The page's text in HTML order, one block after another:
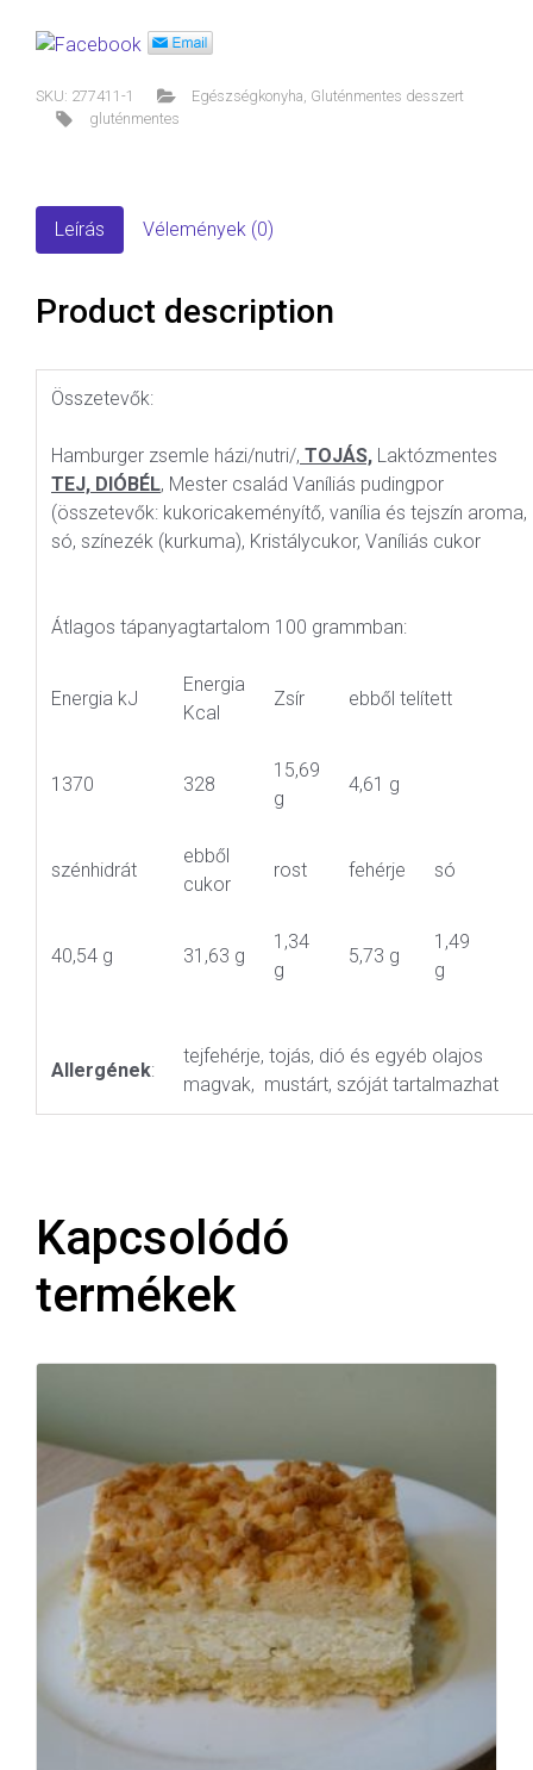
SKU: 277411-1 Egészségkonyha Gluténmentes desszert
gluténmentes
Leírás Vélemények (0)
Product description
Összetevők:
Hamburger zsemle házi/nutri/, TOJÁS, Laktózmentes
TEJ, DIÓBÉL, Mester család Vaníliás pudingpor
(összetevők: kukoricakeményítő, vanília és tejszín aroma,
só, színezék (kurkuma), Kristálycukor, Vaníliás cukor
Átlagos tápanyagtartalom 100 grammban:
Energia kJ
Energia
Kcal
Zsír ebből telített
1370 328
15,69
g
4,61 g
szénhidrát
ebből
cukor
rost fehérje só
40,54 g 31,63 g
1,34
g
5,73 g
1,49
g
Allergének:
tejfehérje, tojás, dió és egyéb olajos
magvak, mustárt, szóját tartalmazhat
Kapcsolódó
termékek